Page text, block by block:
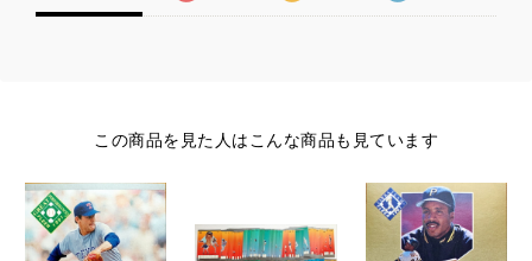
この商品を見た人はこんな商品も見ています